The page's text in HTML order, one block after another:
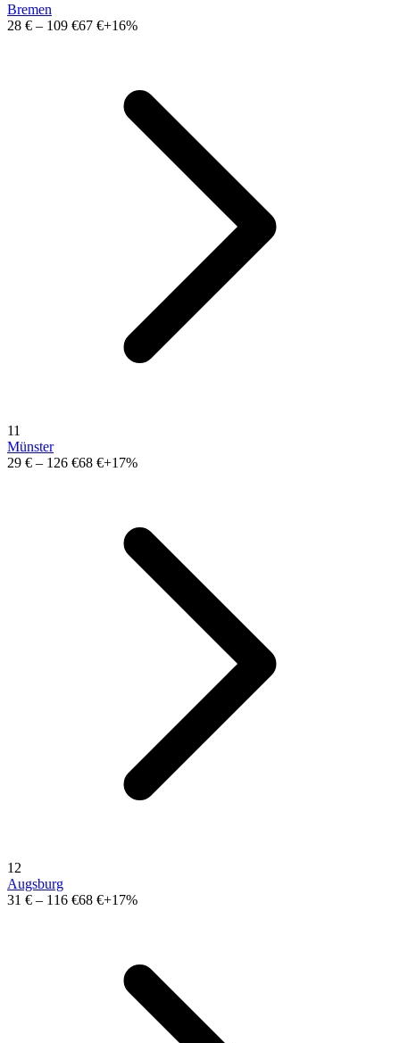
Bremen
28 € – 109 €67 €+16%
11
Münster
29 € – 126 €68 €+17%
12
Augsburg
31 € – 116 €68 €+17%